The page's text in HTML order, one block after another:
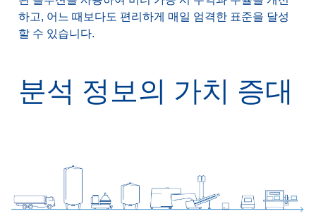
하고, 어느 때보다도 편리하게 매일 엄격한 표준을 달성
할 수 있습니다.
분석 정보의 가치 증대